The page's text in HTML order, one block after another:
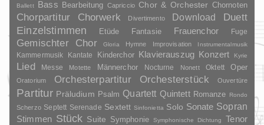
Ballett Bass Bearbeitung Capriccio Chor & Orchester Chornoten
Chorpartitur Chorwerk Divertimento Download
Duett
Einzelstimmen
Etüde Fantasie Frauenchor Fuge
Gemischter Chor Gloria Hymne Improvisation Instrumentalmusik
Kammermusik Kantate Kinderchor Klavierauszug Konzert Kyrie
Lied Messe Motette Männerchor Nocturne Nonett Oktett Oper
Oratorium Orchesterpartitur Orchesterstück Ouvertüre
Partitur Präludium Psalm Quartett Quintett Romanze Rondo
Scherzo Septett Serenade Sextett Sinfonietta Solo Sonate Sopran
Stimmen Stück Suite Symphonie Symphonische Dichtung Tenor